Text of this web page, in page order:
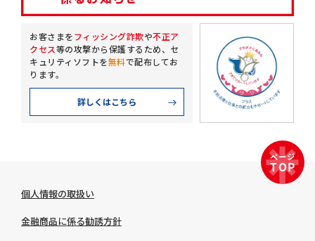
お客さまをフィッシング詐欺や不正ア
クセス等の攻撃から保護するため、 セ
キュリティソフトを無料で配布してお
ります。
詳しくはこちら
個人情報の取扱い
金融商品に係る勧誘方針